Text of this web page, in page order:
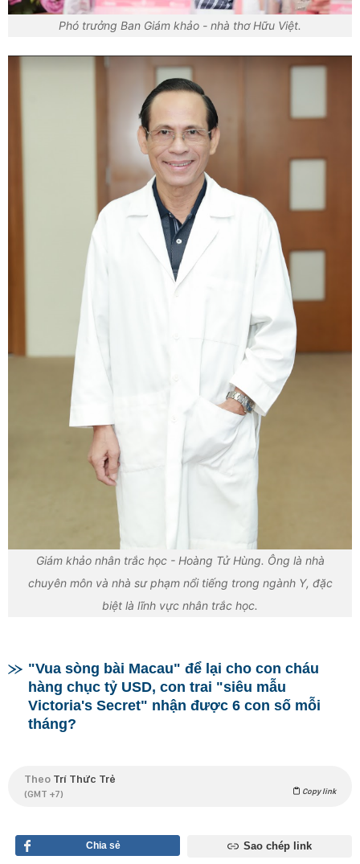
Phó trưởng Ban Giám khảo - nhà thơ Hữu Việt.
Giám khảo nhân trắc học - Hoàng Tử Hùng. Ông là nhà
chuyên môn và nhà sư phạm nổi tiếng trong ngành Y, đặc
biệt là lĩnh vực nhân trắc học.
"Vua sòng bài Macau" để lại cho con cháu
hàng chục tỷ USD, con trai "siêu mẫu
Victoria's Secret" nhận được 6 con số mỗi
tháng?
Theo Trí Thức Trẻ
(GMT +7) Copy link
Chia sẻ Sao chép link